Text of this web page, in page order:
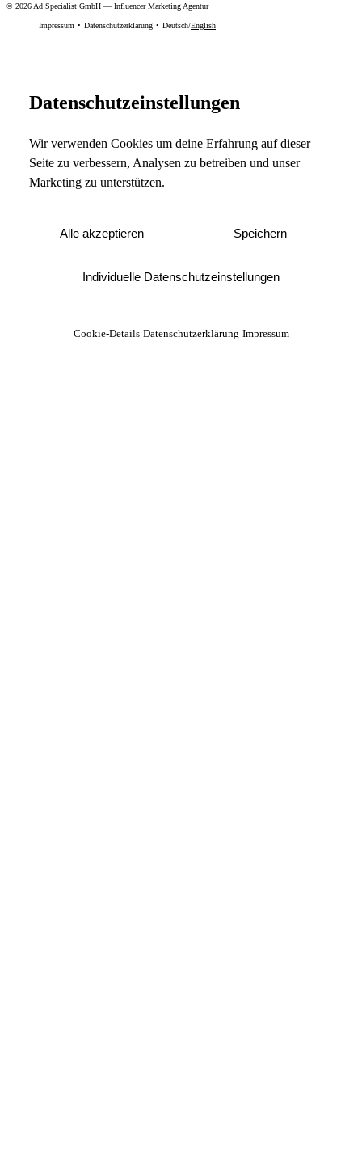
© 2026 Ad Specialist GmbH — Influencer Marketing Agentur
Impressum Datenschutzerklärung Deutsch/English
Datenschutzeinstellungen
Wir verwenden Cookies um deine Erfahrung auf dieser
Seite zu verbessern, Analysen zu betreiben und unser
Marketing zu unterstützen.
Alle akzeptieren Speichern
Individuelle Datenschutzeinstellungen
Cookie-Details Datenschutzerklärung Impressum